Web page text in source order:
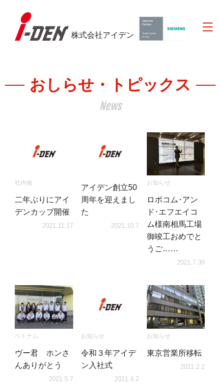
株式会社アイデン
おしらせ・トピックス
News
社内報
二年ぶりにアイ
デンカップ開催
2021.11.17
アイデン創立50
周年を迎えまし
た
2021.10.7
お知らせ
ロボコム･アン
ド･エフエイコ
ム様南相馬工場
御竣工おめでと
うご……
2021.7.30
ベトナム
ヴー君 ホンさ
んありがとう
2021.5.7
お知らせ
令和３年アイデ
ン入社式
2021.4.2
お知らせ
東京営業所移転
2021.2.2